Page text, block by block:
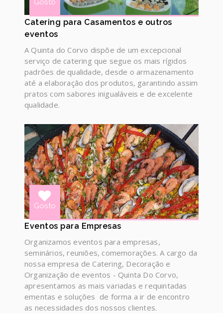
Gosto
Catering para Casamentos e outros
eventos
A Quinta do Corvo dispõe de um excepcional
serviço de catering que segue os mais rígidos
padrões de qualidade, desde o armazenamento
até a elaboração dos produtos, garantindo assim
pratos com sabores inigualáveis e de excelente
qualidade.
Gosto
Eventos para Empresas
Organizamos eventos para empresas,
seminários, reuniões, comemorações. A cargo da
nossa empresa de Catering, Decoração e
Organização de eventos - Quinta Do Corvo,
apresentamos as mais variadas e requintadas
ementas e soluções de forma a ir de encontro
as necessidades dos nossos clientes.
Clientes Felizes
Obrigado o salão estava lindo e o comer muito bom